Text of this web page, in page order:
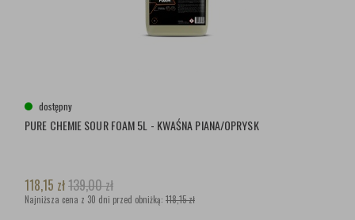
dostępny
PURE CHEMIE SOUR FOAM 5L - KWAŚNA PIANA/OPRYSK
118,15 zł139,00zł
Najniższa cena z 30 dni przed obniżką: 118,15 zł